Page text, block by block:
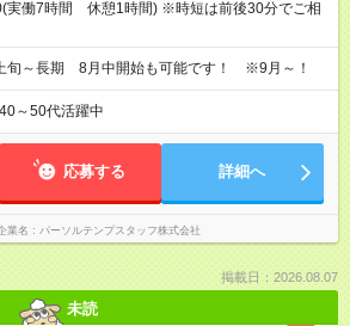
実働7時間 休憩1時間) ※時短は前後30分でご相
旬～長期 8月中開始も可能です！ ※9月～！
40～50代活躍中
応募する 詳細へ
業名 パーソルテンプスタッフ株式会社
掲載日：2026.08.07
未読